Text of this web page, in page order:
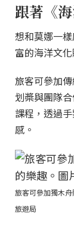
跟著《
想和莫娜一
富的海洋文化
旅客可參加
划槳與團隊
課程，透過
感。
旅客可參加獨木
旅遊局